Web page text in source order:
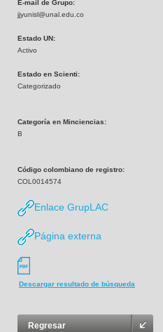
E-mail de Grupo:
jjyunisl@unal.edu.co
Estado UN:
Activo
Estado en Scienti:
Categorizado
Categoría en Minciencias:
B
Código colombiano de registro:
COL0014574
Enlace GrupLAC
Página externa
Descargar resultado de búsqueda
Regresar